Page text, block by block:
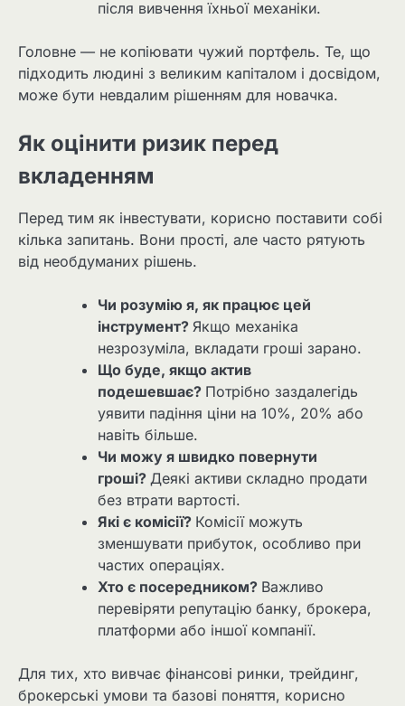
після вивчення їхньої механіки.
Головне — не копіювати чужий портфель. Те, що
підходить людині з великим капіталом і досвідом,
може бути невдалим рішенням для новачка.
Як оцінити ризик перед
вкладенням
Перед тим як інвестувати, корисно поставити собі
кілька запитань. Вони прості, але часто рятують
від необдуманих рішень.
Чи розумію я, як працює цей
інструмент? Якщо механіка
незрозуміла, вкладати гроші зарано.
Що буде, якщо актив
подешевшає? Потрібно заздалегідь
уявити падіння ціни на 10%, 20% або
навіть більше.
Чи можу я швидко повернути
гроші? Деякі активи складно продати
без втрати вартості.
Які є комісії? Комісії можуть
зменшувати прибуток, особливо при
частих операціях.
Хто є посередником? Важливо
перевіряти репутацію банку, брокера,
платформи або іншої компанії.
Для тих, хто вивчає фінансові ринки, трейдинг,
брокерські умови та базові поняття, корисно